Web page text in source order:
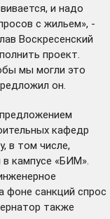
и надо
с жильем», -
Воскресенский
проект.
мы могли это
он.
кафедр
в том числе,
кампусе «БИМ».
фоне санкций спрос
также